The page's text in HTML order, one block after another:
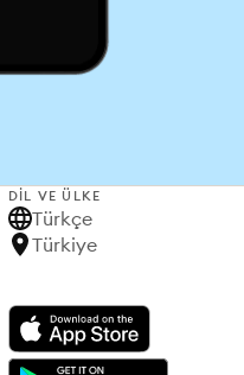
DIL VE ÜLKE
Türkçe
Türkiye